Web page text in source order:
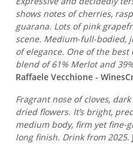
shows notes of cherries,
guarana. Lots of pink
scene. Medium-full-bodied,
of elegance. One of the
blend of 61% Merlot and
Raffaele Vecchione -
Fragrant nose of cloves,
dried flowers. It’s bright,
medium body, firm yet fine-
long finish. Drink from 2025.